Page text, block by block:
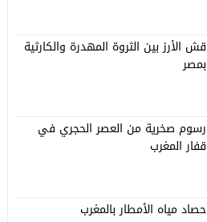
قش الأرز بين الثروة المهدرة والكارثية
بمصر
رسوم صخرية من العصر الحجري في
قفار المغرب
حصاد مياه الأمطار بالمغرب